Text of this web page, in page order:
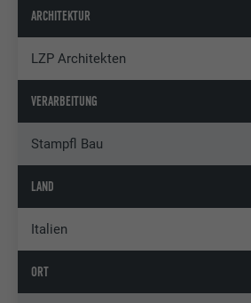
ARCHITEKTUR
LZP Architekten
VERARBEITUNG
Stampfl Bau
LAND
Italien
ORT